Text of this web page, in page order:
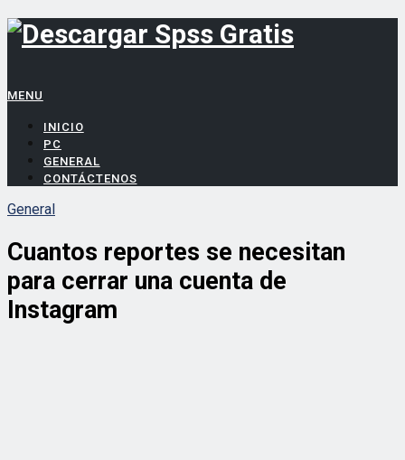
MENU
INICIO
PC
GENERAL
CONTÁCTENOS
General
Cuantos reportes se necesitan
para cerrar una cuenta de
Instagram